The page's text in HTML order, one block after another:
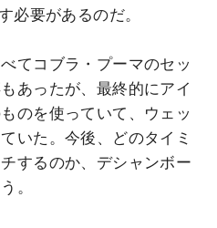
必要があるのだ。
てコブラ・プーマのセッ
あったが、最終的にアイ
のを使っていて、ウェッ
いた。今後、どのタイミ
するのか、デシャンボー
。